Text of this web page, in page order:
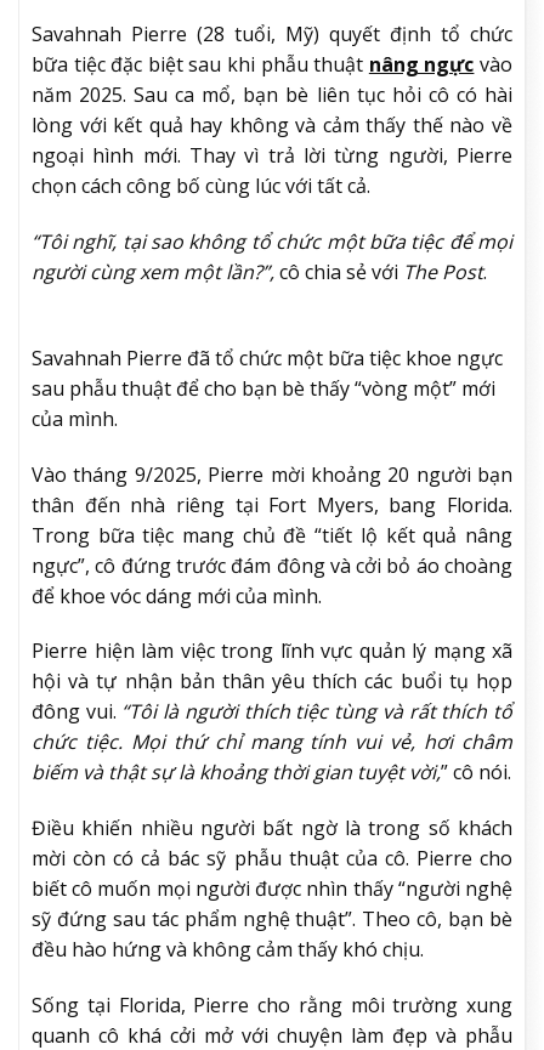
Savahnah Pierre (28 tuổi, Mỹ) quyết định tổ chức
bữa tiệc đặc biệt sau khi phẫu thuật nâng ngực vào
năm 2025. Sau ca mổ, bạn bè liên tục hỏi cô có hài
lòng với kết quả hay không và cảm thấy thế nào về
ngoại hình mới. Thay vì trả lời từng người, Pierre
chọn cách công bố cùng lúc với tất cả.
“Tôi nghĩ, tại sao không tổ chức một bữa tiệc để mọi
người cùng xem một lần?”,cô chia sẻ với The Post.
Savahnah Pierre đã tổ chức một bữa tiệc khoe ngực
sau phẫu thuật để cho bạn bè thấy “vòng một” mới
của mình.
Vào tháng 9/2025, Pierre mời khoảng 20 người bạn
thân đến nhà riêng tại Fort Myers, bang Florida.
Trong bữa tiệc mang chủ đề “tiết lộ kết quả nâng
ngực”, cô đứng trước đám đông và cởi bỏ áo choàng
để khoe vóc dáng mới của mình.
Pierre hiện làm việc trong lĩnh vực quản lý mạng xã
hội và tự nhận bản thân yêu thích các buổi tụ họp
đông vui. “Tôi là người thích tiệc tùng và rất thích tổ
chức tiệc. Mọi thứ chỉ mang tính vui vẻ, hơi châm
biếm và thật sự là khoảng thời gian tuyệt vời,” cô nói.
Điều khiến nhiều người bất ngờ là trong số khách
mời còn có cả bác sỹ phẫu thuật của cô. Pierre cho
biết cô muốn mọi người được nhìn thấy “người nghệ
sỹ đứng sau tác phẩm nghệ thuật”. Theo cô, bạn bè
đều hào hứng và không cảm thấy khó chịu.
Sống tại Florida, Pierre cho rằng môi trường xung
quanh cô khá cởi mở với chuyện làm đẹp và phẫu